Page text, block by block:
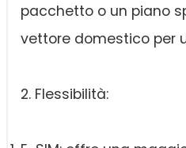
pacchetto o un piano
vettore domestico per
2. Flessibilità: